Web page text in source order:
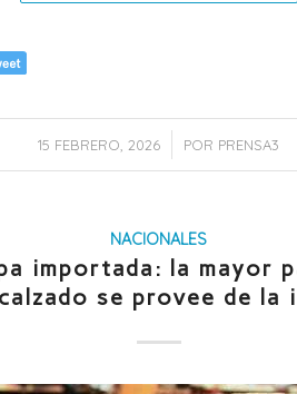
15 FEBRERO, 2026
/ POR PRENSA3
NACIONALES
importada: la mayor
se provee de la